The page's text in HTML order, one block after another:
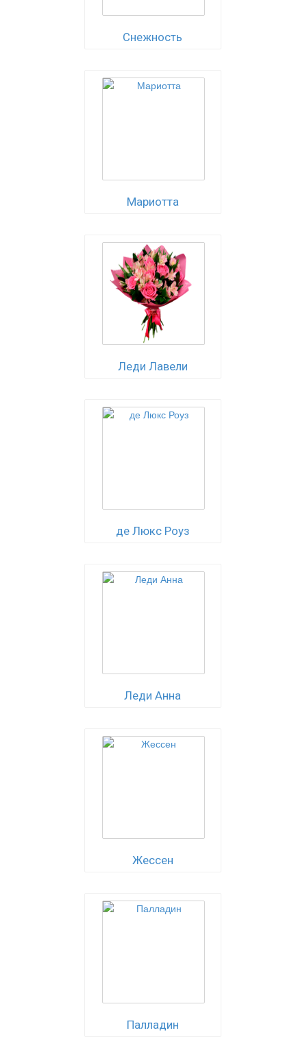
Снежность
Мариотта
Леди Лавели
де Люкс Роуз
Леди Анна
Жессен
Палладин